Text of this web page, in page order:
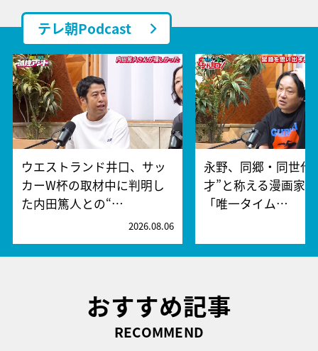
テレ朝Podcast
ウエストランド井口、サッ
カーW杯の取材中に判明し
た内田篤人との“…
2026.08.06
永野、同郷・同世代
才”と称える漫画家
「唯一タイム…
おすすめ記事
RECOMMEND